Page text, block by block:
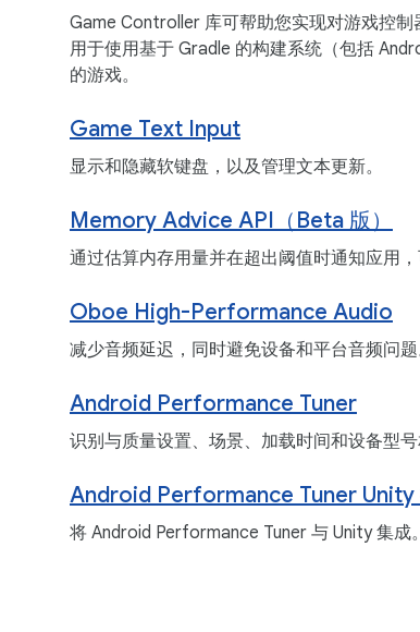
Game Controller 库可帮助您实现对游戏控
用于使用基于 Gradle 的构建系统（包括
的游戏。
Game Text Input
显示和隐藏软键盘，以及管理文本更新。
Memory Advice API（Beta 版）
通过估算内存用量并在超出阈值时通知应用
Oboe High-Performance Audio
减少音频延迟，同时避免设备和平台音频问题
Android Performance Tuner
识别与质量设置、场景、加载时间和设备型号
Android Performance Tuner Unity
将 Android Performance Tuner 与 Unity 集成。